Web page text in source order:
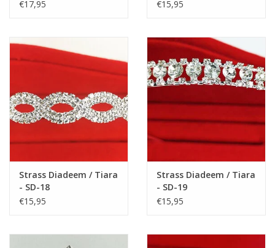
deze mooie feestjurkje te dragen.
€17,95
€15,95
Strass Diadeem / Tiara
- SD-18
€15,95
Strass Diadeem / Tiara
- SD-19
€15,95